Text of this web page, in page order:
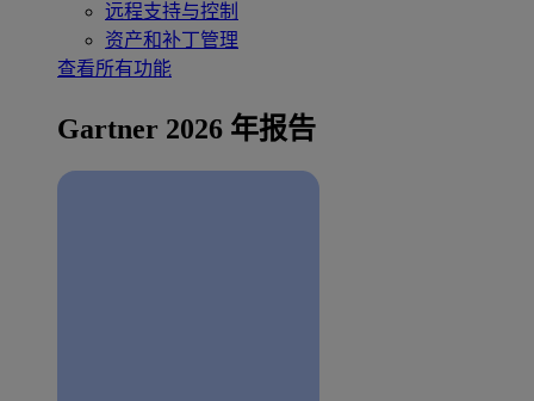
远程支持与控制
资产和补丁管理
查看所有功能
Gartner 2026 年报告